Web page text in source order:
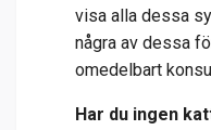
visa alla dessa
några av dessa
omedelbart
Har du ingen